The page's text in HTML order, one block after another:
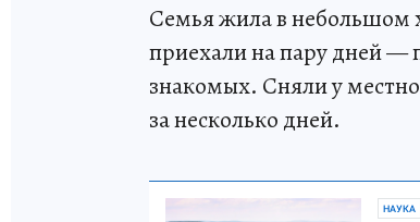
Семья жила в небольшом
приехали на пару дней —
знакомых. Сняли у
за несколько дней.
НАУКА